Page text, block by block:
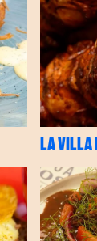
LA VILLA